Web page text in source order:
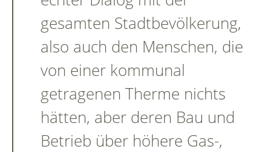
gesamten Stadtbevölkerung,
also auch den Menschen, die
von einer kommunal
getragenen Therme nichts
hätten, aber deren Bau und
Betrieb über höhere Gas-,